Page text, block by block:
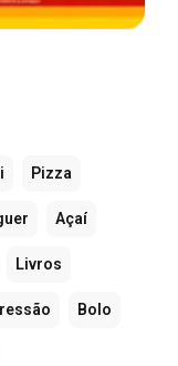
Pizza
Açaí
Livros
Bolo